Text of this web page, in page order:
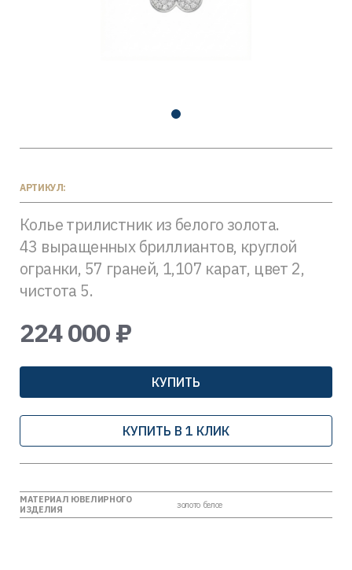
АРТИКУЛ:
Колье трилистник из белого золота.
43 выращенных бриллиантов, круглой
огранки, 57 граней, 1,107 карат, цвет 2,
чистота 5.
224 000 ₽
КУПИТЬ
КУПИТЬ В 1 КЛИК
МАТЕРИАЛ ЮВЕЛИРНОГО
ИЗДЕЛИЯ
золото белое